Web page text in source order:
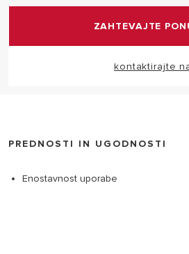
ZAHTEVAJTE
kontaktirajte
PREDNOSTI IN UGODNOSTI
Enostavnost uporabe